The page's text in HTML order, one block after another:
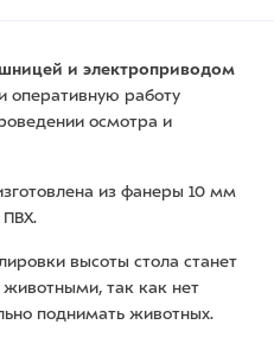
и электроприводом
оперативную работу
осмотра и
из фанеры 10 мм
ПВХ.
высоты стола станет
так как нет
поднимать животных.